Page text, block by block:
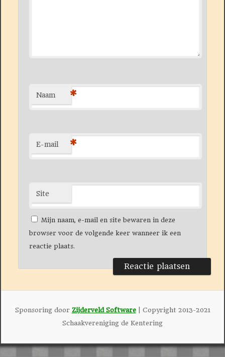
Naam *
E-mail *
Site
Mijn naam, e-mail en site bewaren in deze
browser voor de volgende keer wanneer ik een
reactie plaats.
Sponsoring door Zijderveld Software| Copyright 2013-2021
Schaakvereniging de Kentering